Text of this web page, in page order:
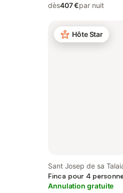
dès407 €par nuit
Hôte Star
Sant Josep de sa
Sud
Finca pour 4
Annulation gratuite